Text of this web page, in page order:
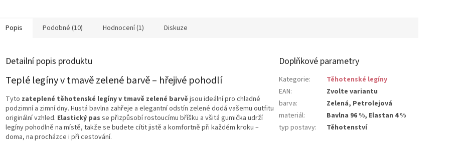
Popis Podobné (10) Hodnocení (1) Diskuze
Detailní popis produktu
Teplé legíny v tmavě zelené barvě – hřejivé pohodlí
Tyto zateplené těhotenské legíny v tmavě zelené barvě jsou ideální pro chladné
podzimní a zimní dny. Hustá bavlna zahřeje a elegantní odstín zelené dodá vašemu outfitu
originální vzhled. Elastický pas se přizpůsobí rostoucímu bříšku a všitá gumička udrží
legíny pohodlně na místě, takže se budete cítit jistě a komfortně při každém kroku –
doma, na procházce i při cestování.
Doplňkové parametry
Kategorie:
Těhotenské legíny
EAN:
Zvolte variantu
barva:
Zelená, Petrolejová
materiál:
Bavlna 96 %, Elastan 4 %
typ postavy: Těhotenství